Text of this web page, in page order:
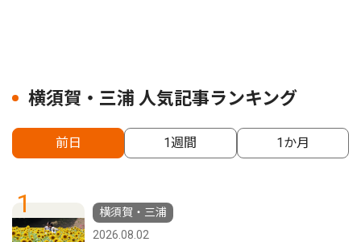
横須賀・三浦 人気記事ランキング
前日 1週間 1か月
1
横須賀・三浦
2026.08.02